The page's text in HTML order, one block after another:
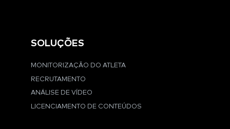
SOLUÇÕES
MONITORIZAÇÃO DO ATLETA
RECRUTAMENTO
ANÁLISE DE VÍDEO
LICENCIAMENTO DE CONTEÚDOS